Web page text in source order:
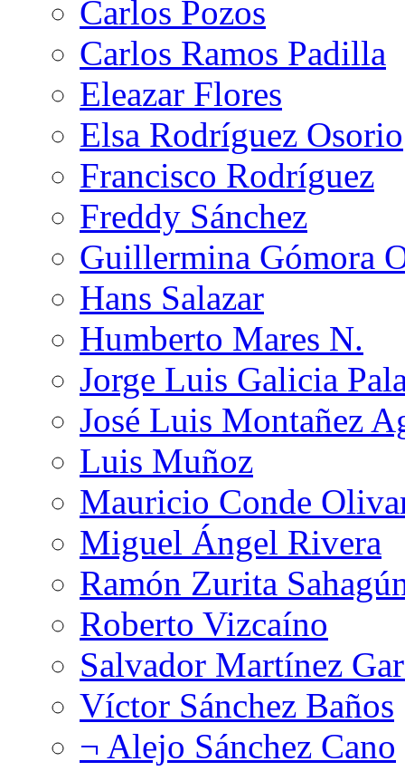
Carlos Pozos
Carlos Ramos Padilla
Eleazar Flores
Elsa Rodríguez Osorio
Francisco Rodríguez
Freddy Sánchez
Guillermina Gómora
Hans Salazar
Humberto Mares N.
Jorge Luis Galicia
José Luis Montañez
Luis Muñoz
Mauricio Conde
Miguel Ángel Rivera
Ramón Zurita
Roberto Vizcaíno
Salvador Martínez
Víctor Sánchez Baños
¬ Alejo Sánchez Cano